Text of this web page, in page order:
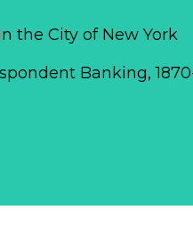
the City of New York
Banking,